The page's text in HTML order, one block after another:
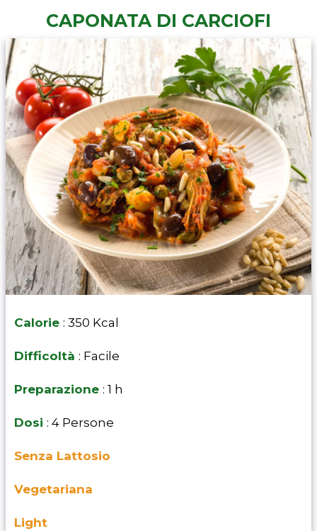
CAPONATA DI CARCIOFI
Calorie : 350 Kcal
Difficoltà : Facile
Preparazione : 1 h
Dosi : 4 Persone
Senza Lattosio
Vegetariana
Light